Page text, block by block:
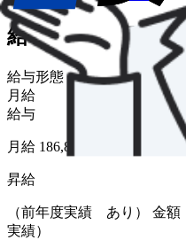
給与・福利厚生
給与形態
月給
給与
月給 186,800円〜
昇給
（前年度実績 あり） 金
実績）